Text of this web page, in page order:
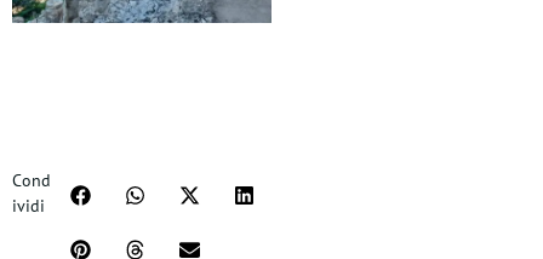
Cond
ividi